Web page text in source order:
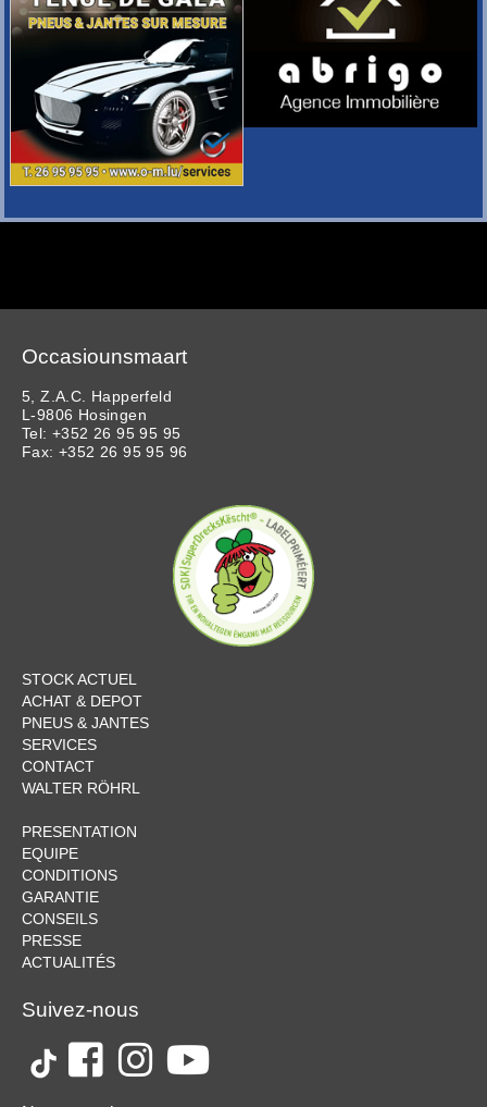
Occasiounsmaart
5, Z.A.C. Happerfeld
L-9806 Hosingen
Tel: +352 26 95 95 95
Fax: +352 26 95 95 96
STOCK ACTUEL
ACHAT & DEPOT
PNEUS & JANTES
SERVICES
CONTACT
WALTER RÖHRL
PRESENTATION
EQUIPE
CONDITIONS
GARANTIE
CONSEILS
PRESSE
ACTUALITÉS
Suivez-nous